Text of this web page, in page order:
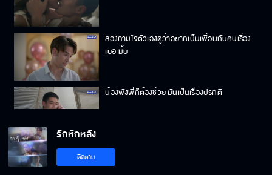
ลองถามใจตัวเองดูว่าอยากเป็นเพื่อนกับคนเรื่อง
เยอะมั้ย
น้องพังพี่ก็ต้องช่วย มันเป็นเรื่องปรกติ
คุณคือสิ่งมหัศจรรย์ในชีวิตผม
รักหักหลัง
ติดตาม